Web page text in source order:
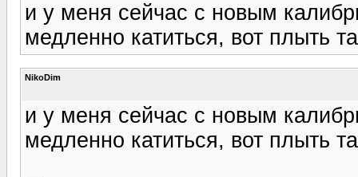
и у меня сейчас с новым
медленно катиться, вот плыть
NikoDim
и у меня сейчас с новым
медленно катиться, вот плыть